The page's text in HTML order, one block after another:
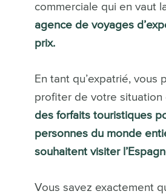
commerciale qui en vaut
agence de voyages
prix.
En tant qu’expatrié, vous
profiter de votre situation
des forfaits touristiques
personnes du monde
souhaitent visiter
Vous savez exactement